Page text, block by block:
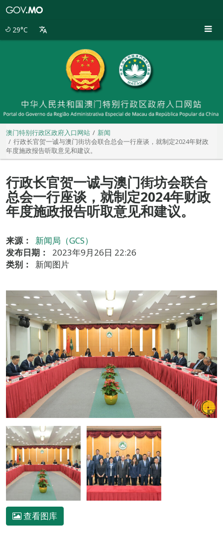
29°C
澳门特别行政区政府入口网站
新闻
行政长官贺一诚与澳门街坊会联合总会一行座谈，就制定2024年财政
年度施政报告听取意见和建议。
行政长官贺一诚与澳门街坊会联合
总会一行座谈，就制定2024年财政
年度施政报告听取意见和建议。
来源：
新闻局（GCS）
发布日期：
2023年9月26日 22:26
类别：
新闻图片
查看图库